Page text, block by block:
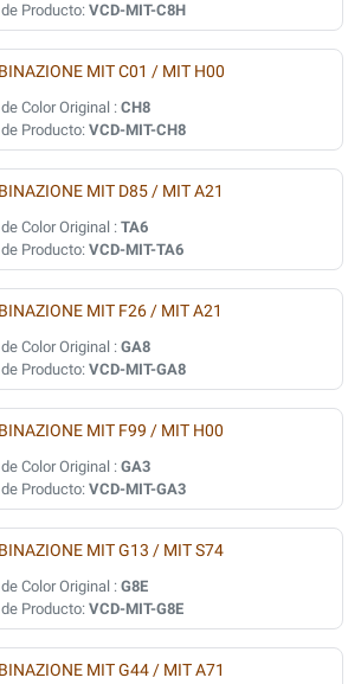
Producto: VCD-MIT-C8H
MIT C01 / MIT H00
Color Original : CH8
Producto: VCD-MIT-CH8
MIT D85 / MIT A21
Color Original : TA6
Producto: VCD-MIT-TA6
MIT F26 / MIT A21
Color Original : GA8
Producto: VCD-MIT-GA8
MIT F99 / MIT H00
Color Original : GA3
Producto: VCD-MIT-GA3
MIT G13 / MIT S74
Color Original : G8E
Producto: VCD-MIT-G8E
MIT G44 / MIT A71